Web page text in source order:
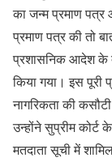
का जन्म प्रमाण पत्र
प्रमाण पत्र की तो
प्रशासनिक आदेश के
किया गया। इस पूरी
नागरिकता की
उन्होंने सुप्रीम
मतदाता सूची में